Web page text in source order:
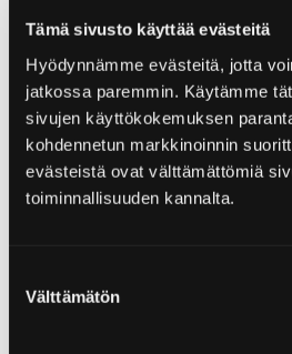
Tämä sivusto käyttää evästeitä
Hyödynnämme evästeitä, jotta
jatkossa paremmin. Käytämme
sivujen käyttökokemuksen
kohdennetun markkinoinnin
evästeistä ovat välttämättömiä
toiminnallisuuden kannalta.
valinta
Välttämätön
Siirry seuraavaan